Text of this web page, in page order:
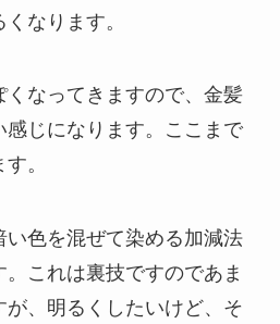
なります。
くなってきますので、金髪
感じになります。ここまで
。
い色を混ぜて染める加減法
これは裏技ですのであま
が、明るくしたいけど、そ